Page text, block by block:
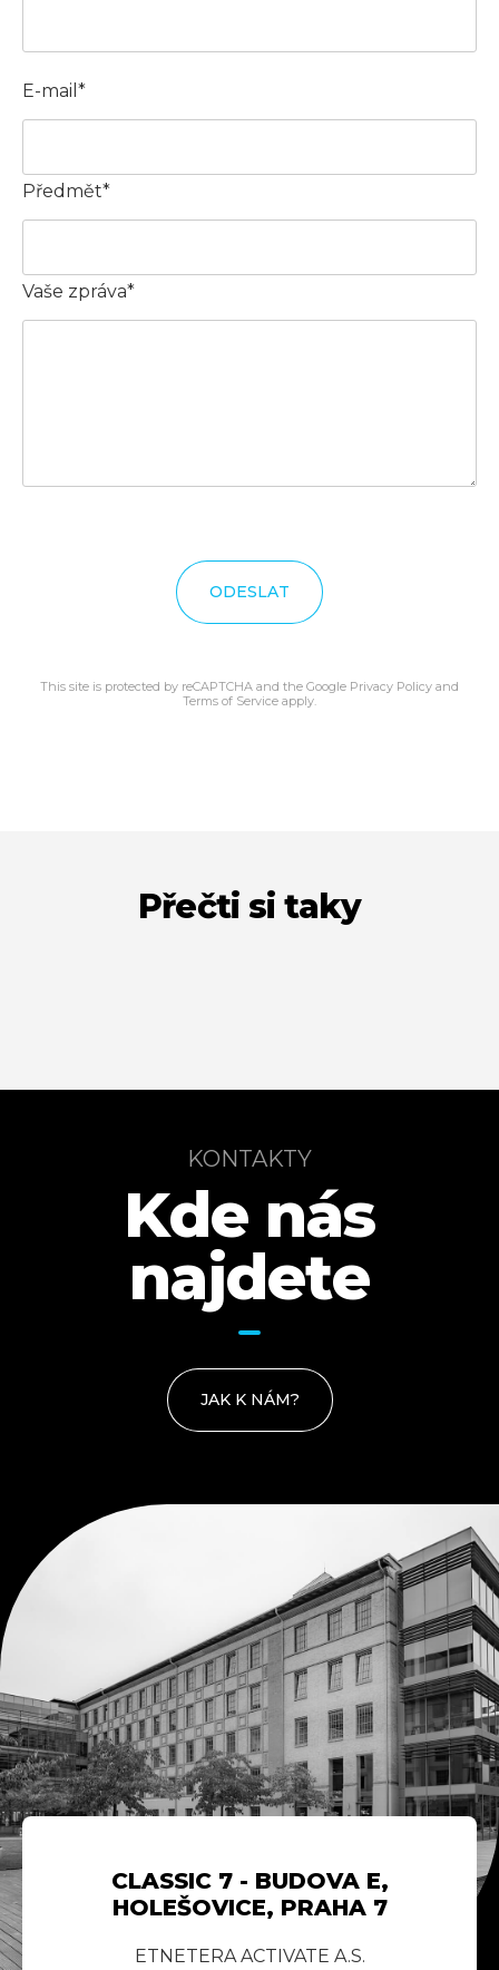
E-mail*
Předmět*
Vaše zpráva*
ODESLAT
This site is protected by reCAPTCHA and the Google Privacy Policy and
Terms of Service apply.
Přečti si taky
KONTAKTY
Kde nás
najdete
JAK K NÁM?
CLASSIC 7 - BUDOVA E,
HOLEŠOVICE, PRAHA 7
ETNETERA ACTIVATE A.S.